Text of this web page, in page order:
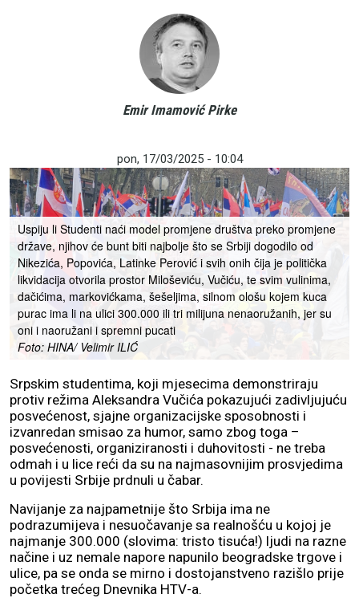
Emir Imamović Pirke
pon, 17/03/2025 - 10:04
Uspiju li Studenti naći model promjene društva preko promjene
države, njihov će bunt biti najbolje što se Srbiji dogodilo od
Nikezića, Popovića, Latinke Perović i svih onih čija je politička
likvidacija otvorila prostor Miloševiću, Vučiću, te svim vulinima,
dačićima, markovićkama, šešeljima, silnom ološu kojem kuca
purac ima li na ulici 300.000 ili tri milijuna nenaoružanih, jer su
oni i naoružani i spremni pucati
Foto: HINA/ Velimir ILIĆ
Srpskim studentima, koji mjesecima demonstriraju
protiv režima Aleksandra Vučića pokazujući zadivljujuću
posvećenost, sjajne organizacijske sposobnosti i
izvanredan smisao za humor, samo zbog toga –
posvećenosti, organiziranosti i duhovitosti - ne treba
odmah i u lice reći da su na najmasovnijim prosvjedima
u povijesti Srbije prdnuli u čabar.
Navijanje za najpametnije što Srbija ima ne
podrazumijeva i nesuočavanje sa realnošću u kojoj je
najmanje 300.000 (slovima: tristo tisuća!) ljudi na razne
načine i uz nemale napore napunilo beogradske trgove i
ulice, pa se onda se mirno i dostojanstveno razišlo prije
početka trećeg Dnevnika HTV-a.